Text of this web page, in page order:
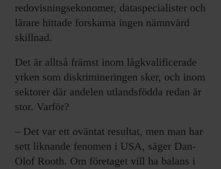
redovisningsekonomer, dataspecialister och
lärare hittade forskarna ingen nämnvärd
skillnad.
Det är alltså främst inom lågkvalificerade
yrken som diskrimineringen sker, och inom
sektorer där andelen utlandsfödda redan är
stor. Varför?
– Det var ett oväntat resultat, men man har
sett liknande fenomen i USA, säger Dan-
Olof Rooth. Om företaget vill ha balans i